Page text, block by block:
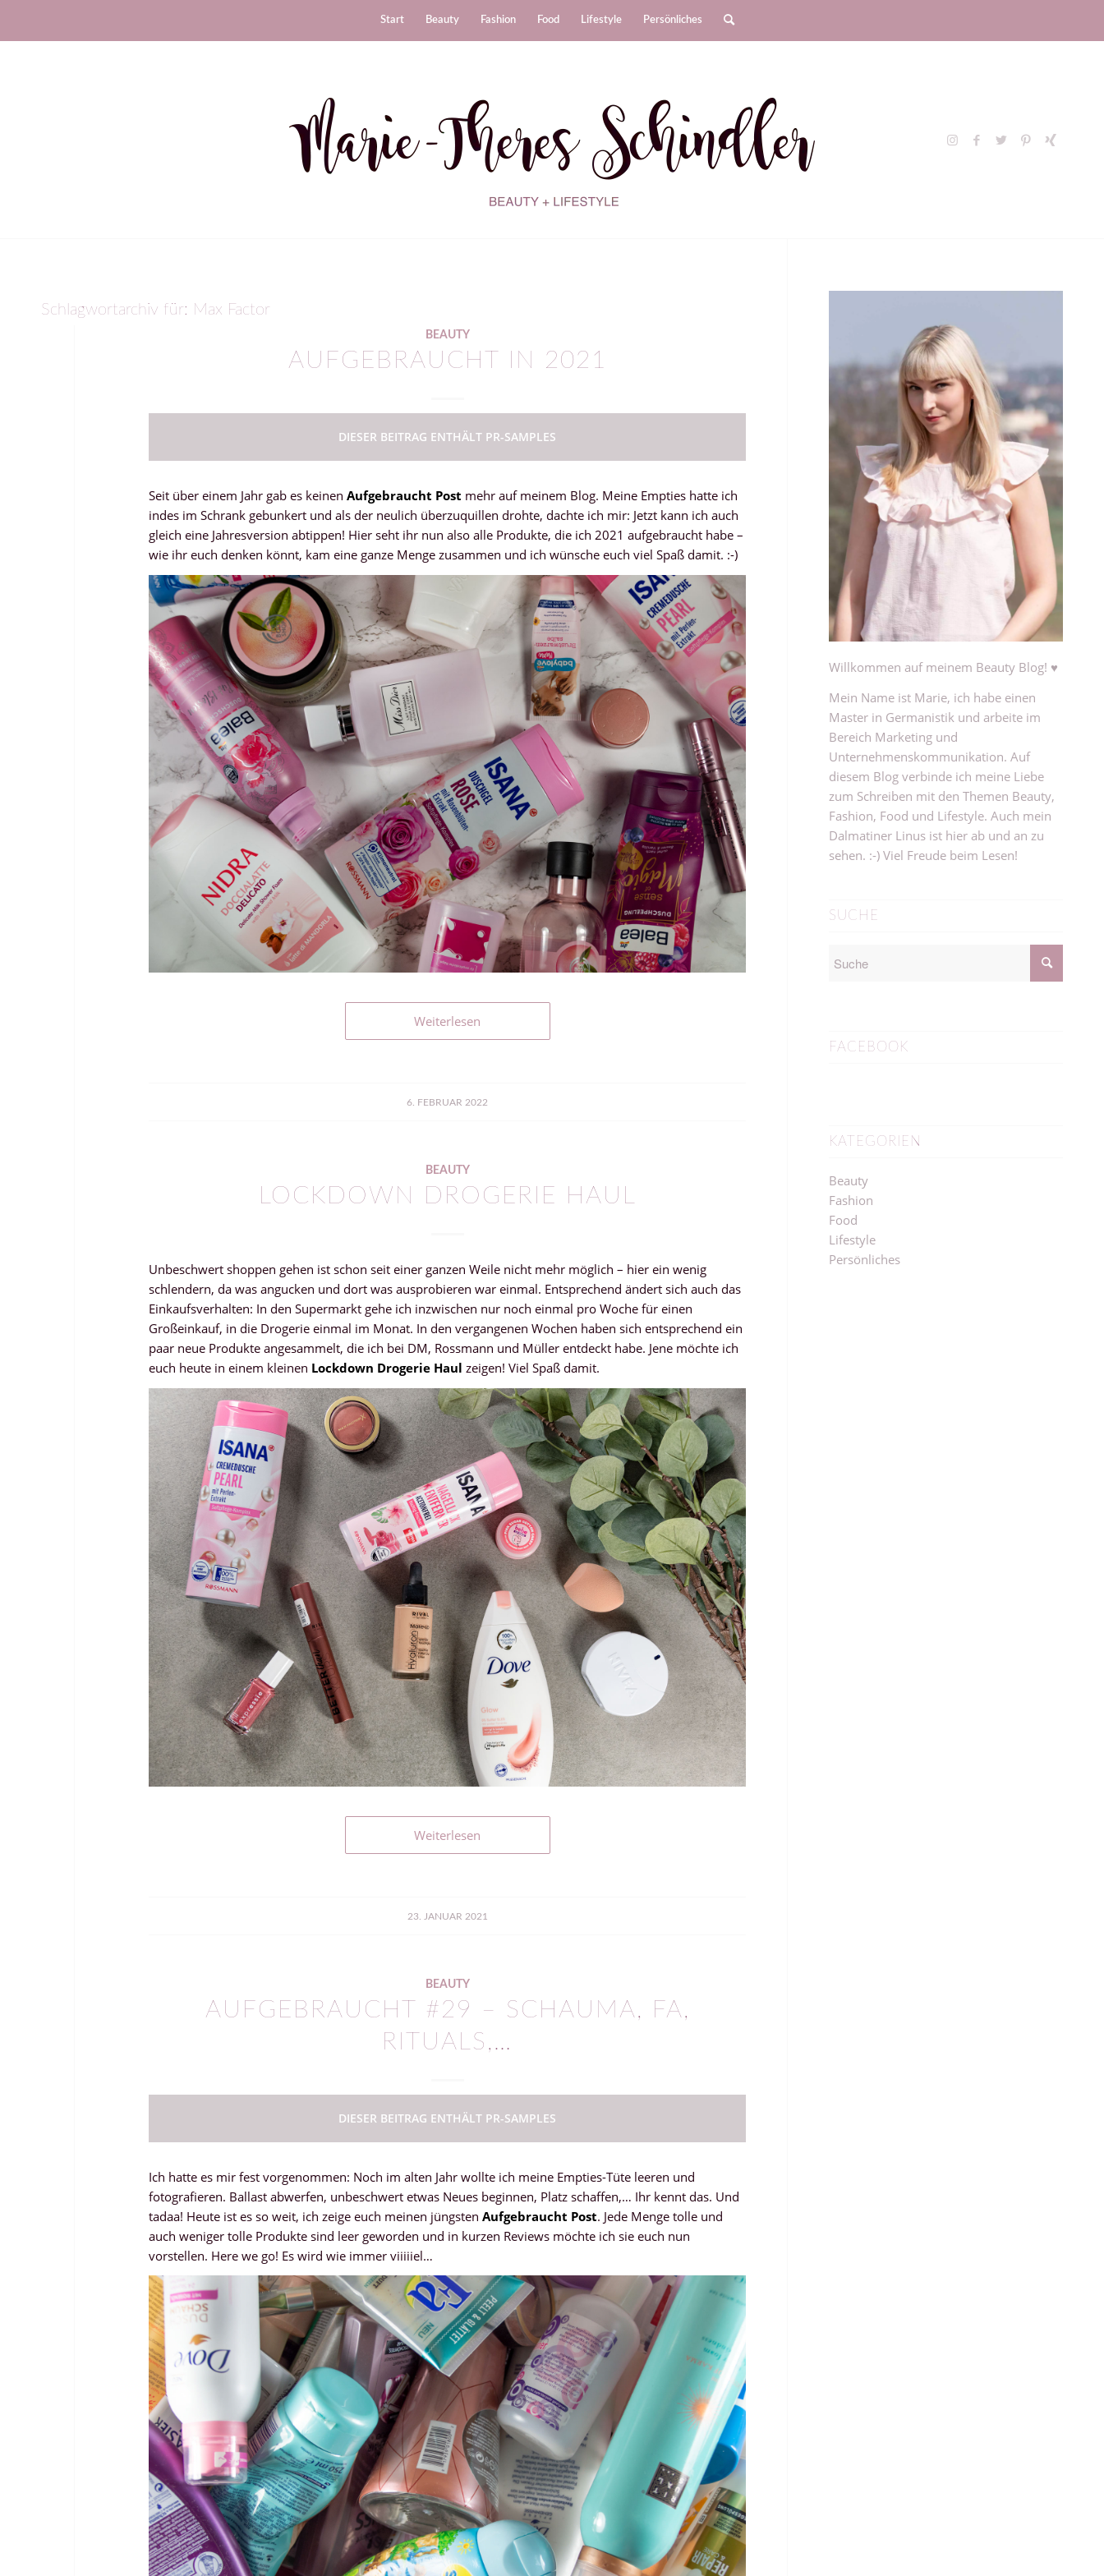
Start Beauty Fashion Food Lifestyle Persönliches
Schlagwortarchiv für: Max Factor
BEAUTY
AUFGEBRAUCHT IN 2021
DIESER BEITRAG ENTHÄLT PR-SAMPLES
Seit über einem Jahr gab es keinen Aufgebraucht Post mehr auf meinem Blog. Meine Empties hatte ich
indes im Schrank gebunkert und als der neulich überzuquillen drohte, dachte ich mir: Jetzt kann ich auch
gleich eine Jahresversion abtippen! Hier seht ihr nun also alle Produkte, die ich 2021 aufgebraucht habe –
wie ihr euch denken könnt, kam eine ganze Menge zusammen und ich wünsche euch viel Spaß damit. :-)
Weiterlesen
6. FEBRUAR 2022
BEAUTY
LOCKDOWN DROGERIE HAUL
Unbeschwert shoppen gehen ist schon seit einer ganzen Weile nicht mehr möglich – hier ein wenig
schlendern, da was angucken und dort was ausprobieren war einmal. Entsprechend ändert sich auch das
Einkaufsverhalten: In den Supermarkt gehe ich inzwischen nur noch einmal pro Woche für einen
Großeinkauf, in die Drogerie einmal im Monat. In den vergangenen Wochen haben sich entsprechend ein
paar neue Produkte angesammelt, die ich bei DM, Rossmann und Müller entdeckt habe. Jene möchte ich
euch heute in einem kleinen Lockdown Drogerie Haul zeigen! Viel Spaß damit.
Weiterlesen
23. JANUAR 2021
BEAUTY
AUFGEBRAUCHT #29 – SCHAUMA, FA,
RITUALS,…
DIESER BEITRAG ENTHÄLT PR-SAMPLES
Ich hatte es mir fest vorgenommen: Noch im alten Jahr wollte ich meine Empties-Tüte leeren und
fotografieren. Ballast abwerfen, unbeschwert etwas Neues beginnen, Platz schaffen,… Ihr kennt das. Und
tadaa! Heute ist es so weit, ich zeige euch meinen jüngsten Aufgebraucht Post. Jede Menge tolle und
auch weniger tolle Produkte sind leer geworden und in kurzen Reviews möchte ich sie euch nun
vorstellen. Here we go! Es wird wie immer viiiiiel…
Willkommen auf meinem Beauty Blog! ♥
Mein Name ist Marie, ich habe einen
Master in Germanistik und arbeite im
Bereich Marketing und
Unternehmenskommunikation. Auf
diesem Blog verbinde ich meine Liebe
zum Schreiben mit den Themen Beauty,
Fashion, Food und Lifestyle. Auch mein
Dalmatiner Linus ist hier ab und an zu
sehen. :-) Viel Freude beim Lesen!
SUCHE
FACEBOOK
KATEGORIEN
Beauty
Fashion
Food
Lifestyle
Persönliches